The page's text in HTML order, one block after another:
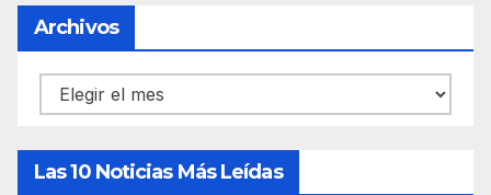
Archivos
Archivos
Las 10 Noticias Más Leídas